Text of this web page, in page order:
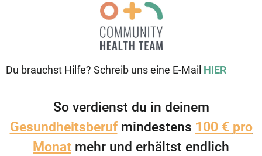
Du brauchst Hilfe? Schreib uns eine E-Mail HIER
So verdienst du in deinem
Gesundheitsberuf mindestens 100 € pro
Monat mehr und erhältst endlich